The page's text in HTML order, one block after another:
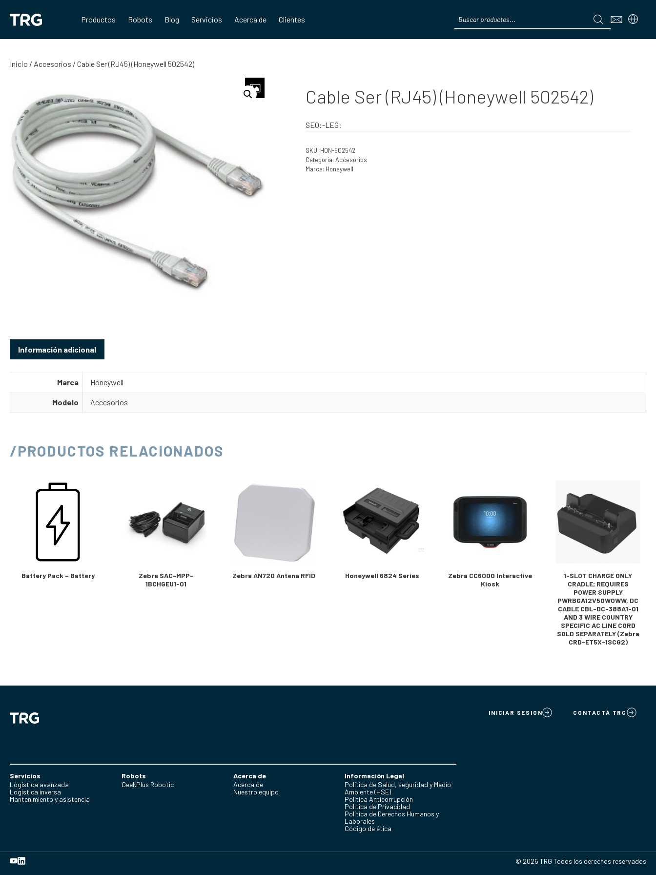
contenido
Productos Robots Blog Servicios Acerca de Clientes
search
Inicio / Accesorios / Cable Ser (RJ45) (Honeywell 502542)
Cable Ser (RJ45) (Honeywell 502542)
SEO:-LEG:
SKU: HON-502542
Categoría: Accesorios
Marca: Honeywell
Información adicional
Marca Honeywell
Modelo Accesorios
/PRODUCTOS RELACIONADOS
Battery Pack – Battery
Zebra SAC-MPP-
1BCHGEU1-01
Zebra AN720 Antena RFID Honeywell 6824 Series
Zebra CC6000 Interactive
Kiosk
1-SLOT CHARGE ONLY
CRADLE; REQUIRES
POWER SUPPLY
PWRBGA12V50W0WW, DC
CABLE CBL-DC-388A1-01
AND 3 WIRE COUNTRY
SPECIFIC AC LINE CORD
SOLD SEPARATELY (Zebra
CRD-ET5X-1SCG2)
INICIAR SESION CONTACTÁ TRG
Servicios
Logística avanzada
Logística inversa
Mantenimiento y asistencia
Robots
GeekPlus Robotic
Acerca de
Acerca de
Nuestro equipo
Información Legal
Política de Salud, seguridad y Medio
Ambiente (HSE)
Política Anticorrupción
Politica de Privacidad
Política de Derechos Humanos y
Laborales
Código de ética
© 2026 TRG Todos los derechos reservados